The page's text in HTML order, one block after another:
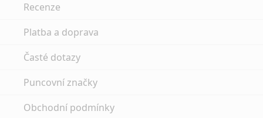
Recenze
Platba a doprava
Časté dotazy
Puncovní značky
Obchodní podmínky